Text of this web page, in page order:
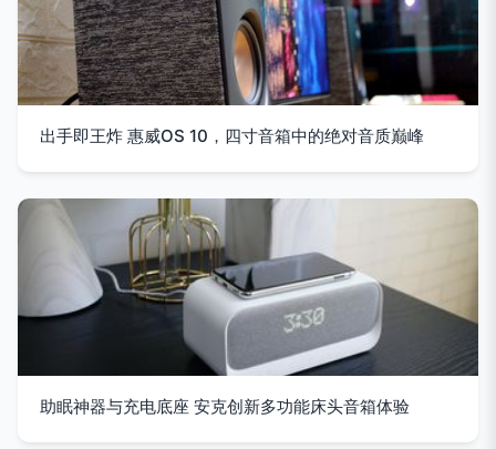
出手即王炸 惠威OS 10，四寸音箱中的绝对音质巅峰
助眠神器与充电底座 安克创新多功能床头音箱体验